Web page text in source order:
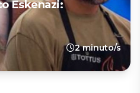
Eskenazi:
2 minuto/s